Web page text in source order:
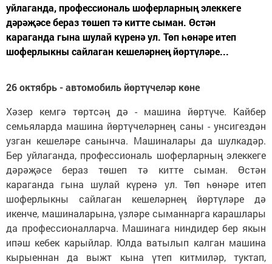
уйлаганда, профессиональ шоферларның элеккеге
дәрәҗәсе бераз төшеп тә китте сыман. Өстән
караганда гына шулай күренә ул. Төп һөнәре итеп
шоферлыкны сайлаган кешеләрнең йөртүләре...
26 октябрь - автомобиль йөртүчеләр көне
Хәзер кемгә төртсәң дә - машина йөртүче. Кайбер
семьяларда машина йөртүчеләрнең саны - унсигездән
узган кешеләре санынча. Машиналары да шулкадәр.
Бер уйлаганда, профессиональ шоферларның элеккеге
дәрәҗәсе бераз төшеп тә китте сыман. Өстән
караганда гына шулай күренә ул. Төп һөнәре итеп
шоферлыкны сайлаган кешеләрнең йөртүләре дә
икенче, машиналарына, үзләре сыманнарга карашлары
да профессионалларча. Машинага ниндидер бер якын
ипәш кебек карыйлар. Юлда ватылып калган машина
кырыеннан да выжт кына үтеп китмиләр, туктап,